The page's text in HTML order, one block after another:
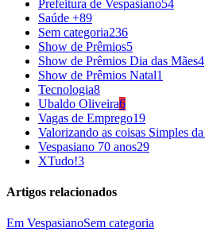
Prefeitura de Vespasiano54
Saúde +89
Sem categoria236
Show de Prêmios5
Show de Prêmios Dia das Mães4
Show de Prêmios Natal1
Tecnologia8
Ubaldo Oliveira6
Vagas de Emprego19
Valorizando as coisas Simples
Vespasiano 70 anos29
XTudo!3
Artigos relacionados
Em VespasianoSem categoria